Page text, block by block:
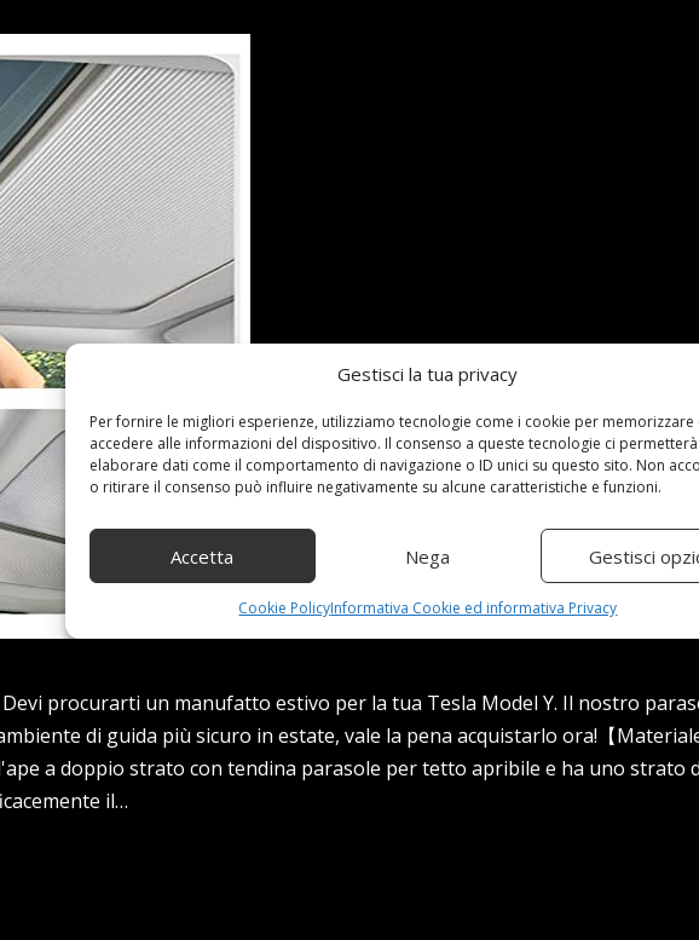
Gestisci la tua privacy
Per fornire le migliori esperienze, utilizziamo tecnologie come i cookie per memorizzare
accedere alle informazioni del dispositivo. Il consenso a queste tecnologie ci
elaborare dati come il comportamento di navigazione o ID unici su questo sito. Non
o ritirare il consenso può influire negativamente su alcune caratteristiche e funzioni.
Accetta Nega Gestisci
Cookie PolicyInformativa Cookie ed informativa Privacy
Devi procurarti un manufatto estivo per la tua Tesla Model Y. Il nostro
di guida più sicuro in estate, vale la pena acquistarlo ora!【
a doppio strato con tendina parasole per tetto apribile e ha uno strato
il…